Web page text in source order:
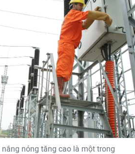
nóng tăng cao là một trong